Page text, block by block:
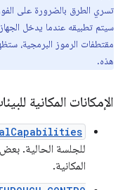
تسري الطرق بالضرورة على
سيتم تطبيقه عندما يدخل
مقتطفات الرموز البرمجية،
هذه.
الإمكانات المكانية
للجلسة الحالية. بعض
المكانية.